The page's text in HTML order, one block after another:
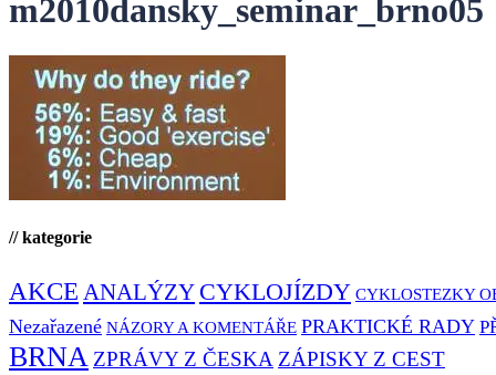
m2010dansky_seminar_brno05
// kategorie
AKCE ANALÝZY CYKLOJÍZDY CYKLOSTEZKY
Nezařazené NÁZORY A KOMENTÁŘE PRAKTICKÉ RADY
BRNA ZPRÁVY Z ČESKA ZÁPISKY Z CEST